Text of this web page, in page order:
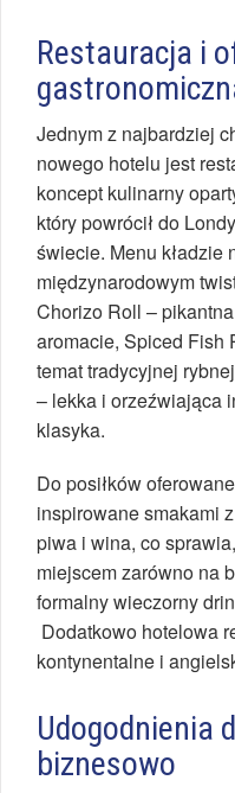
Restauracja i
Jednym z najbardziej
nowego hotelu jest
koncept kulinarny
który powrócił do
świecie. Menu kładzie
międzynarodowym
Chorizo Roll –
aromacie, Spiced Fish
temat tradycyjnej
– lekka i orzeźwiająca
klasyka.
Do posiłków
inspirowane smakami
piwa i wina, co
miejscem zarówno na
formalny wieczorny
Dodatkowo hotelowa
kontynentalne i
Udogodnienia
biznesowo